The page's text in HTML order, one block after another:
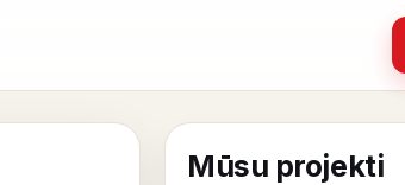
Mūsu projekti